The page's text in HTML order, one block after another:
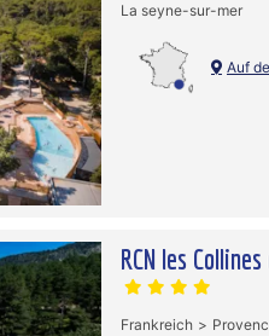
La seyne-sur-mer
Auf
RCN les
Frankreich